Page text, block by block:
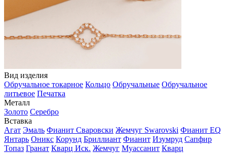
Вид изделия
Обручальное токарное Кольцо Обручальные Обручальное
литьевое Печатка
Металл
Золото Серебро
Вставка
Агат Эмаль Фианит Сваровски Жемчуг Swarovski Фианит EQ
Янтарь Оникс Корунд Бриллиант Фианит Изумруд Сапфир
Топаз Гранат Кварц Иск. Жемчуг Муассанит Кварц